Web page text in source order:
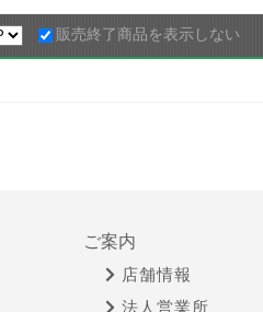
販売終了商品を表示しない
ご案内
店舗情報
法人営業所